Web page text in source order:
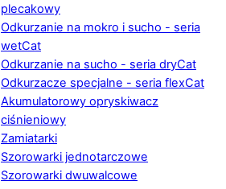
plecakowy
Odkurzanie na mokro i sucho - seria
wetCat
Odkurzanie na sucho - seria dryCat
Odkurzacze specjalne - seria flexCat
Akumulatorowy opryskiwacz
ciśnieniowy
Zamiatarki
Szorowarki jednotarczowe
Szorowarki dwuwalcowe